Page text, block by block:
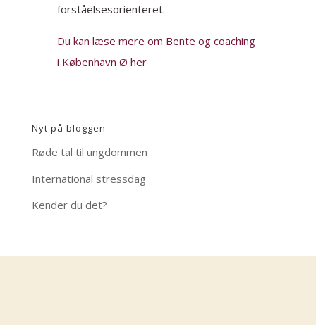
forståelsesorienteret.
Du kan læse mere om Bente og coaching
i København Ø her
Nyt på bloggen
Røde tal til ungdommen
International stressdag
Kender du det?